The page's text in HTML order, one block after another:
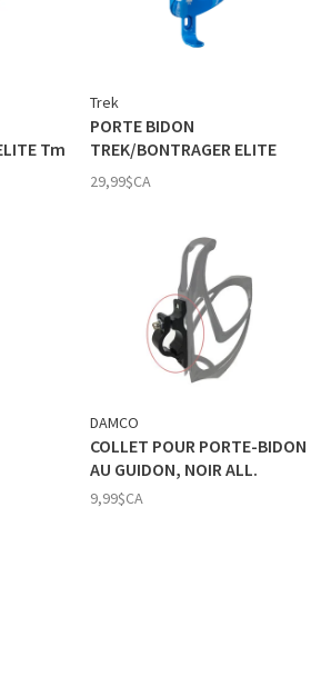
Tm
Trek
PORTE BIDON
TREK/BONTRAGER ELITE
Waterloo Blue
29,99$CA
DAMCO
COLLET POUR PORTE-BIDON
AU GUIDON, NOIR ALL.
9,99$CA